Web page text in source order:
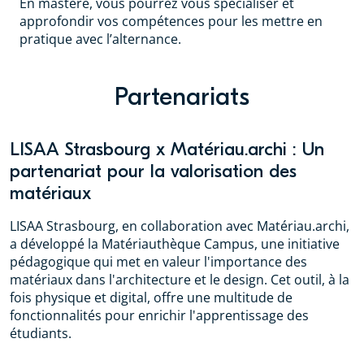
approfondir vos compétences pour les mettre en
pratique avec l’alternance.
Partenariats
LISAA Strasbourg x Matériau.archi : Un
partenariat pour la valorisation des
matériaux
LISAA Strasbourg, en collaboration avec Matériau.archi,
a développé la Matériauthèque Campus, une initiative
pédagogique qui met en valeur l'importance des
matériaux dans l'architecture et le design. Cet outil, à la
fois physique et digital, offre une multitude de
fonctionnalités pour enrichir l'apprentissage des
étudiants.